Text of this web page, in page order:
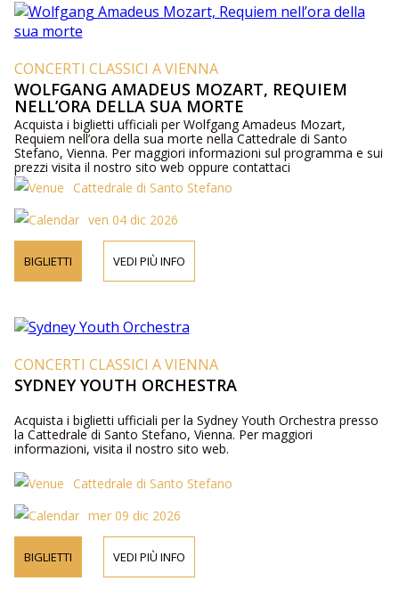
CONCERTI CLASSICI A VIENNA
WOLFGANG AMADEUS MOZART, REQUIEM
NELL’ORA DELLA SUA MORTE
Acquista i biglietti ufficiali per Wolfgang Amadeus Mozart,
Requiem nell’ora della sua morte nella Cattedrale di Santo
Stefano, Vienna. Per maggiori informazioni sul programma e sui
prezzi visita il nostro sito web oppure contattaci
telefonicamente.Cattedrale di Santo Stefano
ven 04 dic 2026
BIGLIETTI VEDI PIÙ INFO
CONCERTI CLASSICI A VIENNA
SYDNEY YOUTH ORCHESTRA
Acquista i biglietti ufficiali per la Sydney Youth Orchestra presso
la Cattedrale di Santo Stefano, Vienna. Per maggiori
informazioni, visita il nostro sito web.
Cattedrale di Santo Stefano
mer 09 dic 2026
BIGLIETTI VEDI PIÙ INFO